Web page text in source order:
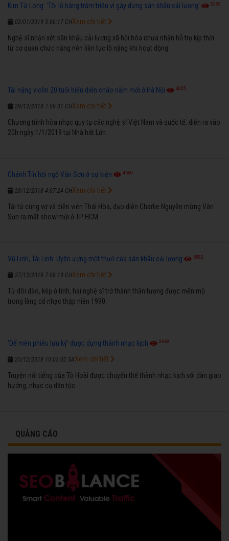
Kim Tử Long: 'Tôi lỗ hàng trăm triệu vì gây dựng sân khấu cải lương' 5355
02/01/2019 5:06:17 CH
Nghệ sĩ nhận xét sân khấu cải lương xã hội hóa chưa nhận hỗ trợ kịp thời
từ cơ quan chức năng nên liên tục lỗ nặng khi hoạt động.
Xem chi tiết
Tài năng violin 20 tuổi biểu diễn chào năm mới ở Hà Nội 4225
29/12/2018 7:09:01 CH
Chương trình hòa nhạc quy tụ các nghệ sĩ Việt Nam và quốc tế, diễn ra vào
20h ngày 1/1/2019 tại Nhà hát Lớn.
Xem chi tiết
Chánh Tín hội ngộ Vân Sơn ở sự kiện 4660
28/12/2018 4:07:24 CH
Tài tử cùng vợ và diễn viên Thái Hòa, đạo diễn Charlie Nguyễn mừng Vân
Sơn ra mắt show mới ở TP HCM.
Xem chi tiết
Vũ Linh, Tài Linh: Uyên ương một thưở của sân khấu cải lương 6582
27/12/2018 7:08:19 CH
Từ đôi đào, kép ở tỉnh, hai nghệ sĩ trở thành thần tượng được mến mộ
trong làng cổ nhạc thập niên 1990.
Xem chi tiết
'Dế mèn phiêu lưu ký' được dựng thành nhạc kịch 3668
25/12/2018 10:03:02 SA
Truyện nổi tiếng của Tô Hoài được chuyển thể thành nhạc kịch với dàn giao
hưởng, nhạc cụ dân tộc...
Xem chi tiết
QUẢNG CÁO